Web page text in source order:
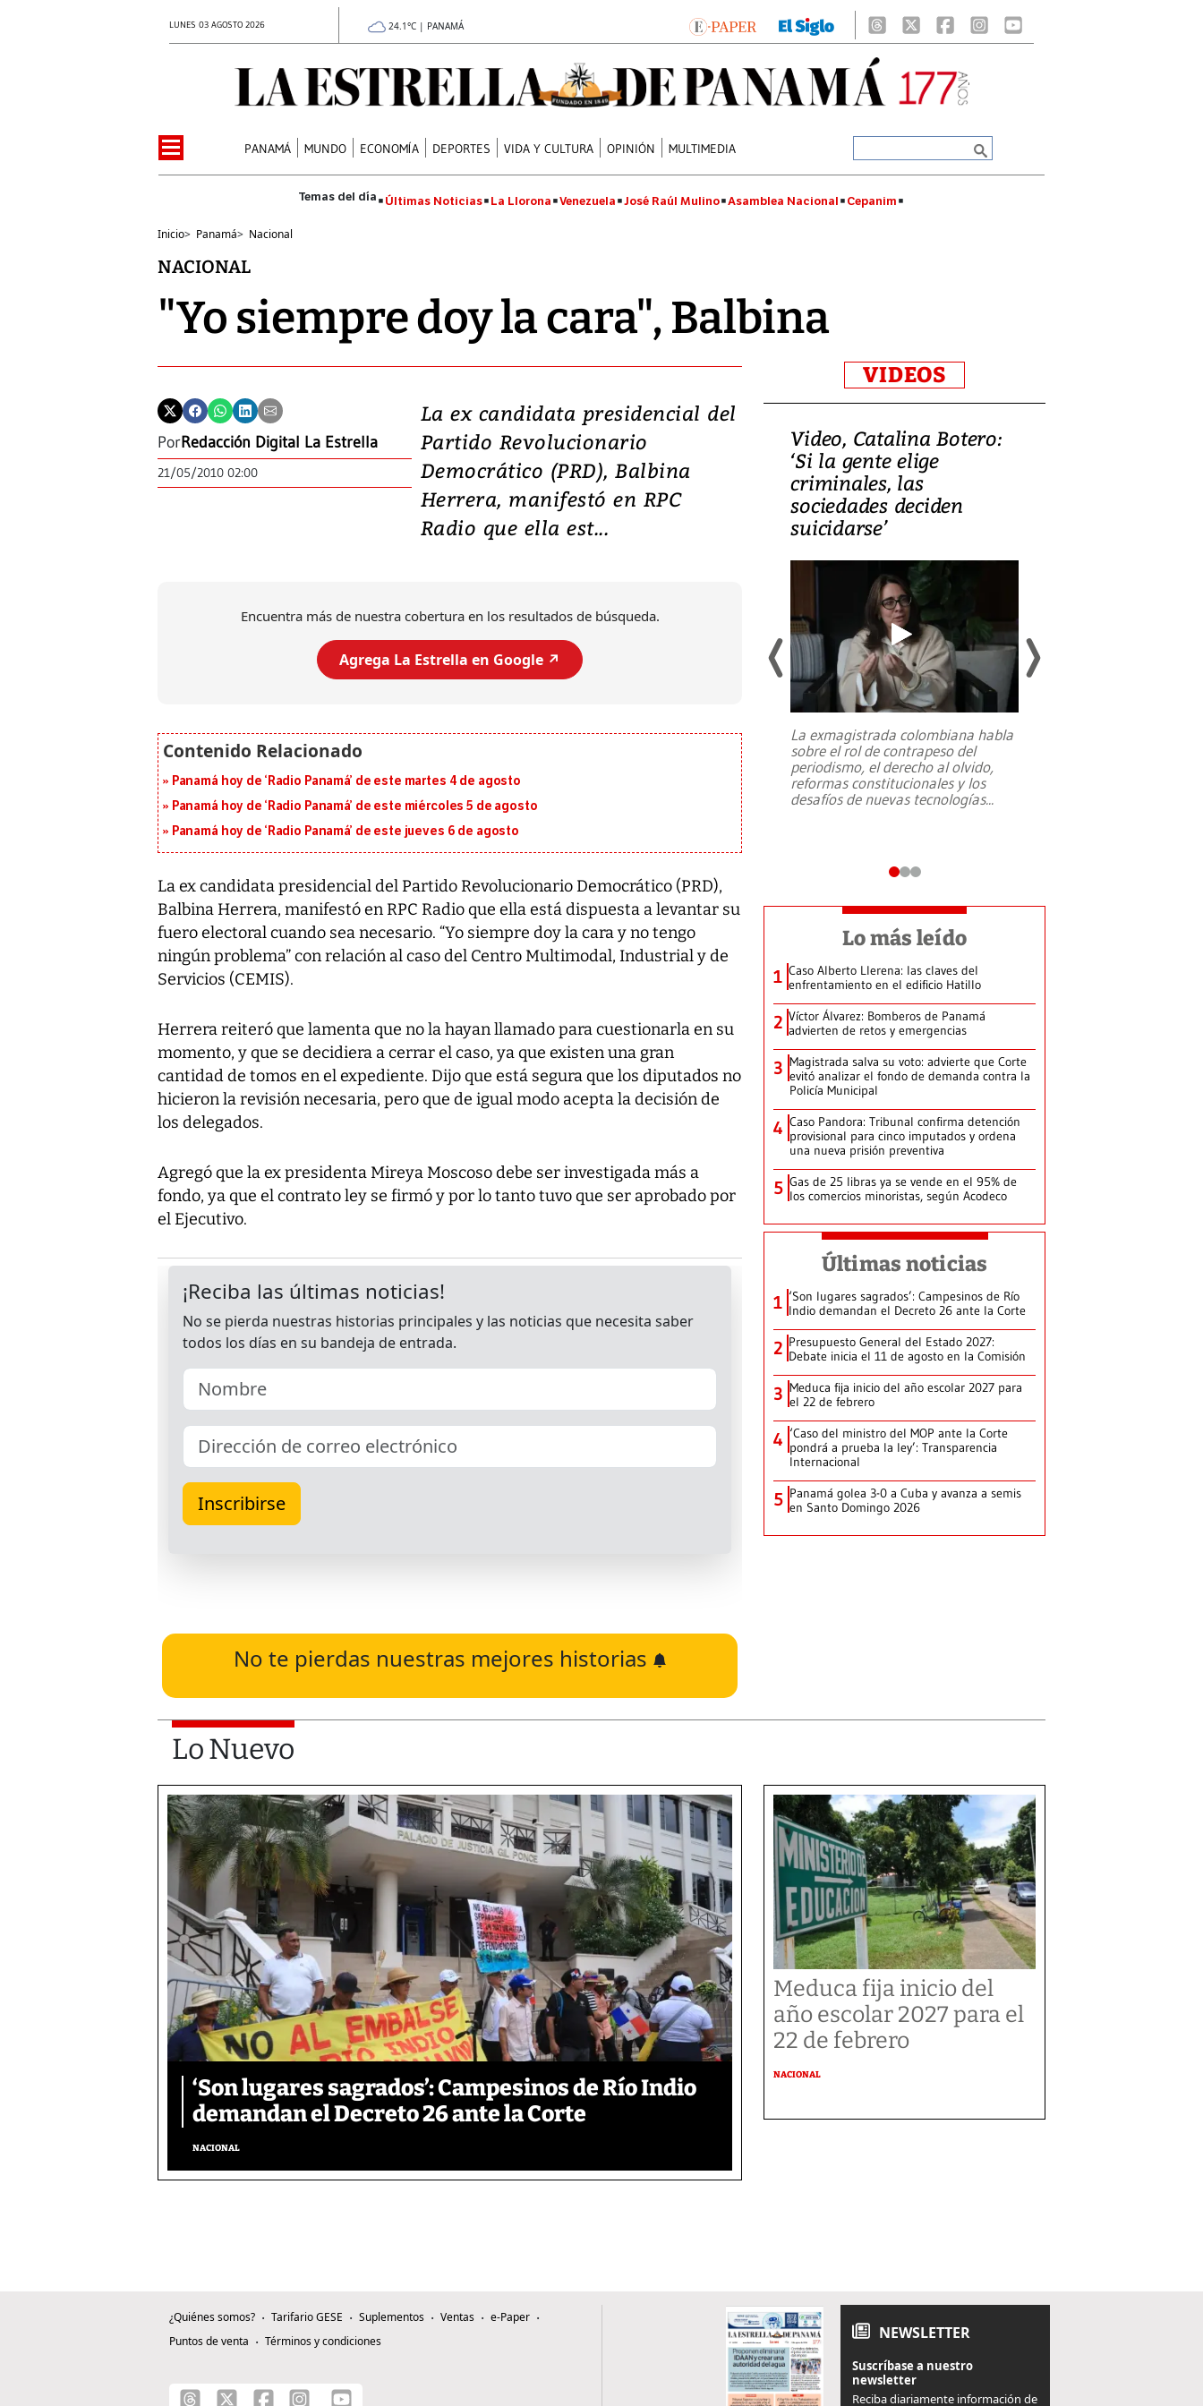
LUNES 03 AGOSTO 2026 24.1°C | PANAMÁ
PANAMÁ MUNDO ECONOMÍA DEPORTES VIDA Y CULTURA OPINIÓN MULTIMEDIA
Últimas Noticias La Llorona Venezuela José Raúl Mulino Asamblea Nacional Cepanim
Inicio> Panamá> Nacional
NACIONAL
"Yo siempre doy la cara", Balbina
PorRedacción Digital La Estrella
21/05/2010 02:00
La ex candidata presidencial del
Partido Revolucionario
Democrático (PRD), Balbina
Herrera, manifestó en RPC
Radio que ella est...
Encuentra más de nuestra cobertura en los resultados de búsqueda.
Agrega La Estrella en Google ↗️
Panamá hoy de ‘Radio Panamá’ de este martes 4 de agosto
Panamá hoy de ‘Radio Panamá’ de este miércoles 5 de agosto
Panamá hoy de ‘Radio Panamá’ de este jueves 6 de agosto
La ex candidata presidencial del Partido Revolucionario Democrático (PRD),
Balbina Herrera, manifestó en RPC Radio que ella está dispuesta a levantar su
fuero electoral cuando sea necesario. “Yo siempre doy la cara y no tengo
ningún problema” con relación al caso del Centro Multimodal, Industrial y de
Servicios (CEMIS).
Herrera reiteró que lamenta que no la hayan llamado para cuestionarla en su
momento, y que se decidiera a cerrar el caso, ya que existen una gran
cantidad de tomos en el expediente. Dijo que está segura que los diputados no
hicieron la revisión necesaria, pero que de igual modo acepta la decisión de
los delegados.
Agregó que la ex presidenta Mireya Moscoso debe ser investigada más a
fondo, ya que el contrato ley se firmó y por lo tanto tuvo que ser aprobado por
el Ejecutivo.
No te pierdas nuestras mejores historias
VIDEOS
Video, Japón: Terremoto
deja heridos y graves
daños en Kumamoto
al sur de Japón, provocando una
Video, Catalina Botero:
‘Si la gente elige
criminales, las
sociedades deciden
suicidarse’
La exmagistrada colombiana habla
sobre el rol de contrapeso del
periodismo, el derecho al olvido,
reformas constitucionales y los
desafíos de nuevas tecnologías...
Lo más leído
1 Caso Alberto Llerena: las claves del
enfrentamiento en el edificio Hatillo
2 Víctor Álvarez: Bomberos de Panamá
advierten de retos y emergencias
3 Magistrada salva su voto: advierte que Corte
evitó analizar el fondo de demanda contra la
Policía Municipal
4 Caso Pandora: Tribunal confirma detención
provisional para cinco imputados y ordena
una nueva prisión preventiva
5 Gas de 25 libras ya se vende en el 95% de
los comercios minoristas, según Acodeco
Últimas noticias
1 ‘Son lugares sagrados’: Campesinos de Río
Indio demandan el Decreto 26 ante la Corte
2 Presupuesto General del Estado 2027:
Debate inicia el 11 de agosto en la Comisión
3 Meduca fija inicio del año escolar 2027 para
el 22 de febrero
4 ‘Caso del ministro del MOP ante la Corte
pondrá a prueba la ley’: Transparencia
Internacional
5 Panamá golea 3-0 a Cuba y avanza a semis
en Santo Domingo 2026
Lo Nuevo
‘Son lugares sagrados’: Campesinos de Río Indio
demandan el Decreto 26 ante la Corte
NACIONAL
Meduca fija inicio del
año escolar 2027 para el
22 de febrero
NACIONAL
¿Quiénes somos? Tarifario GESE Suplementos Ventas
e-Paper
Puntos de venta
Términos y condiciones NEWSLETTER
Suscríbase a nuestro
newsletter
Reciba diariamente información de